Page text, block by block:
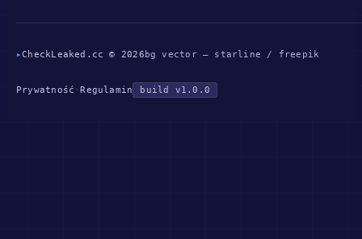
▸CheckLeaked.cc © 2026 bg vector — starline / freepik
Prywatność ·Regulamin build v1.0.0